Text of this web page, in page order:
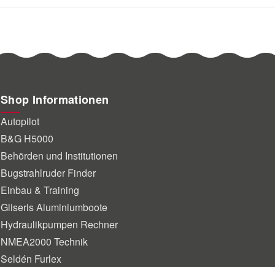
Shop Informationen
Autopilot
B&G H5000
Behörden und Institutionen
Bugstrahlruder Finder
Einbau & Training
Gliseris Aluminiumboote
Hydraulikpumpen Rechner
NMEA2000 Technik
Seldén Furlex